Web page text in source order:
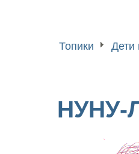
Топики Дети
НУНУ-